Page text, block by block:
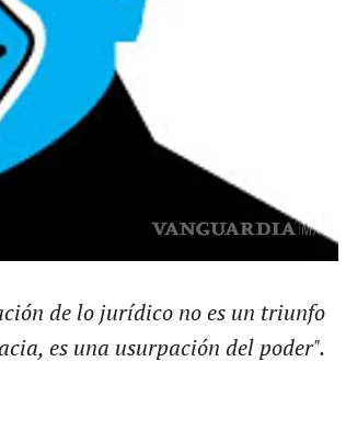
de lo jurídico no es un triunfo
es una usurpación del poder".